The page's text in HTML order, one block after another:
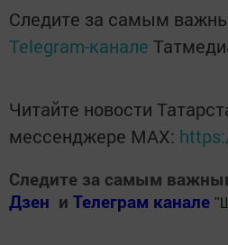
Следите за самым
Telegram-канале
Читайте новости
мессенджере MАХ:
Следите за самым
Дзен и Телеграм канале "